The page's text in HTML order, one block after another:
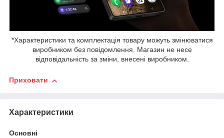
*Характеристики та комплектація товару можуть змінюватися
виробником без повідомлення. Магазин не несе
відповідальність за зміни, внесені виробником.
Приховати
Характеристики
Основні